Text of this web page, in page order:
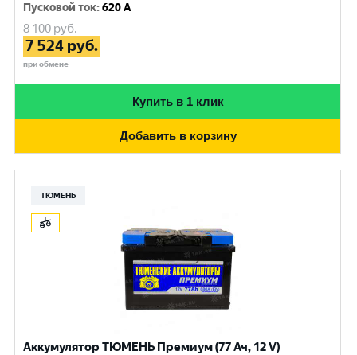
Пусковой ток:620 A
8 100руб.
7 524 руб.
при обмене
Купить в 1 клик
Добавить в корзину
ТЮМЕНЬ
Аккумулятор ТЮМЕНЬ Премиум (77 Ач, 12 V)